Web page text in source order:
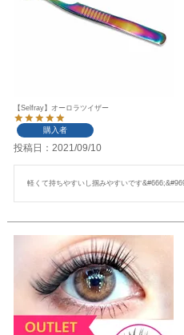
【Selfray】オーロラツイザー
購入者
投稿日 2021/09/10
軽くて持ちやすいし掴みやすいです